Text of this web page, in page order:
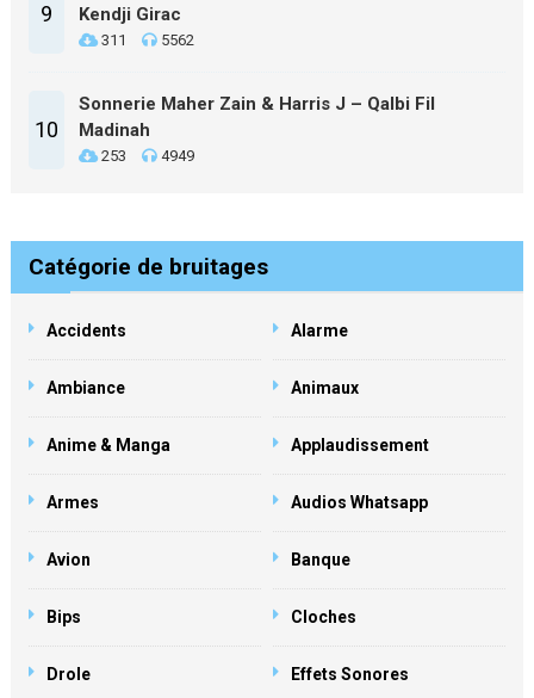
9
Kendji Girac
311 5562
10
Sonnerie Maher Zain & Harris J – Qalbi Fil
Madinah
253 4949
Catégorie de bruitages
Accidents Alarme
Ambiance Animaux
Anime & Manga Applaudissement
Armes Audios Whatsapp
Avion Banque
Bips Cloches
Drole Effets Sonores